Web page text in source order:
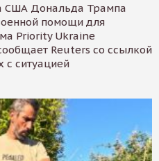
США Дональда Трампа
помощи для
Priority Ukraine
Reuters со ссылкой
с ситуацией